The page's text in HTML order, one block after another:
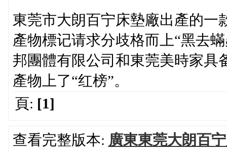
東莞市大朗百宁床墊廠出產的一
產物標记请求分歧格而上“黑去
邦團體有限公司和東莞美時家具
產物上了“红榜”。
頁: [1]
查看完整版本: 廣東東莞大朗百